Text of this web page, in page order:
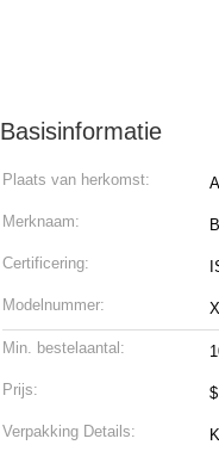
Basisinformatie
Plaats van herkomst:
Merknaam:
Certificering:
Modelnummer:
Min. bestelaantal:
Prijs:
Verpakking Details: